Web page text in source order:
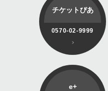
チケットぴあ
0570-02-9999
e+